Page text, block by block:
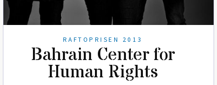
RAFTOPRISEN 2013
Bahrain Center for
Human Rights